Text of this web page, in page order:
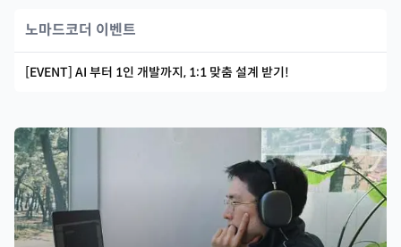
노마드코더 이벤트
[EVENT] AI 부터 1인 개발까지, 1:1 맞춤 설계 받기!